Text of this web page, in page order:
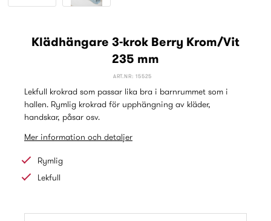
Klädhängare 3-krok Berry Krom/Vit
235 mm
ART.NR: 15525
Lekfull krokrad som passar lika bra i barnrummet som i
hallen. Rymlig krokrad för upphängning av kläder,
handskar, påsar osv.
Mer information och detaljer
Rymlig
Lekfull